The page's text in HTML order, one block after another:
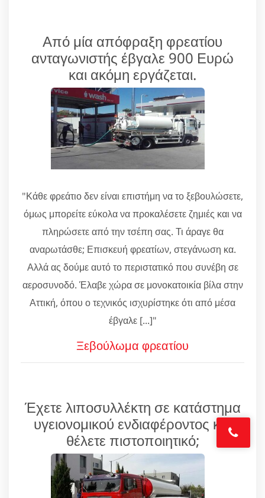
Από μία απόφραξη φρεατίου
ανταγωνιστής έβγαλε 900 Ευρώ
και ακόμη εργάζεται.
"Κάθε φρεάτιο δεν είναι επιστήμη να το ξεβουλώσετε,
όμως μπορείτε εύκολα να προκαλέσετε ζημιές και να
πληρώσετε από την τσέπη σας. Τι άραγε θα
αναρωτάσθε; Επισκευή φρεατίων, στεγάνωση κα.
Αλλά ας δούμε αυτό το περιστατικό που συνέβη σε
αεροσυνοδό. Έλαβε χώρα σε μονοκατοικία βίλα στην
Αττική, όπου ο τεχνικός ισχυρίστηκε ότι από μέσα
έβγαλε [...]"
Ξεβούλωμα φρεατίου
Έχετε λιποσυλλέκτη σε κατάστημα
υγειονομικού ενδιαφέροντος και
θέλετε πιστοποιητικό;